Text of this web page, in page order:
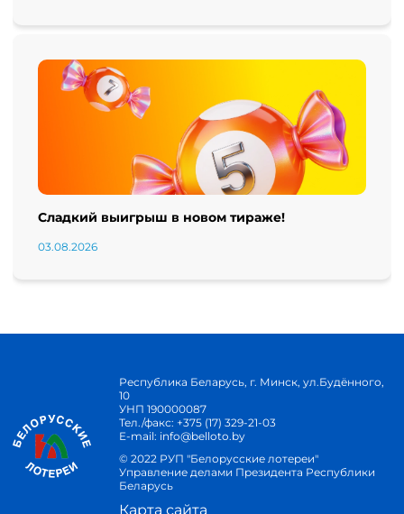
Сладкий выигрыш в новом тираже!
03.08.2026
Республика Беларусь, г. Минск, ул.Будённого,
10
УНП 190000087
Тел./факс: +375 (17) 329-21-03
E-mail: info@belloto.by
© 2022 РУП "Белорусские лотереи"
Управление делами Президента Республики
Беларусь
Карта сайта